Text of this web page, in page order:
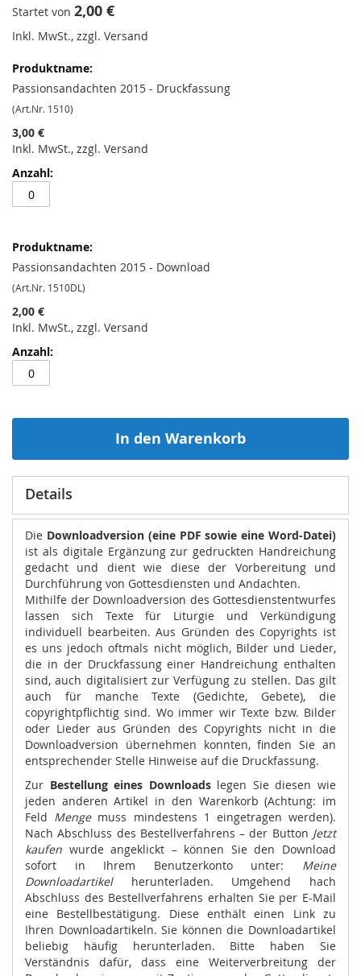
Startet von 2,00 €
Inkl. MwSt., zzgl. Versand
Produkte
-Passionsandachten 2015 - Druckfassung
(Art.Nr. 1510)
3,00 €
Inkl. MwSt., zzgl. Versand
Passionsandachten 2015 - Download
(Art.Nr. 1510DL)
2,00 €
Inkl. MwSt., zzgl. Versand
In den Warenkorb
Details
Die Downloadversion (eine PDF sowie eine Word-Datei)
ist als digitale Ergänzung zur gedruckten Handreichung
gedacht und dient wie diese der Vorbereitung und
Durchführung von Gottesdiensten und Andachten.
Mithilfe der Downloadversion des Gottesdienstentwurfes
lassen sich Texte für Liturgie und Verkündigung
individuell bearbeiten. Aus Gründen des Copyrights ist
es uns jedoch oftmals nicht möglich, Bilder und Lieder,
die in der Druckfassung einer Handreichung enthalten
sind, auch digitalisiert zur Verfügung zu stellen. Das gilt
auch für manche Texte (Gedichte, Gebete), die
copyrightpflichtig sind. Wo immer wir Texte bzw. Bilder
oder Lieder aus Gründen des Copyrights nicht in die
Downloadversion übernehmen konnten, finden Sie an
entsprechender Stelle Hinweise auf die Druckfassung.
Zur Bestellung eines Downloadslegen Sie diesen wie
jeden anderen Artikel in den Warenkorb (Achtung: im
Feld Mengemuss mindestens 1 eingetragen werden).
Nach Abschluss des Bestellverfahrens – der Button Jetzt
kaufen wurde angeklickt – können Sie den Download
sofort in Ihrem Benutzerkonto unter: Meine
Downloadartikelherunterladen. Umgehend hach
Abschluss des Bestellverfahrens erhalten Sie per E-Mail
eine Bestellbestätigung. Diese enthält einen Link zu
Ihren Downloadartikeln. Sie können die Downloadartikel
beliebig häufig herunterladen. Bitte haben Sie
Verständnis dafür, dass eine Weiterverbreitung der